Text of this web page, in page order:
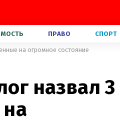
ПРАВО СПОРТ
на огромное состояние
назвал 3